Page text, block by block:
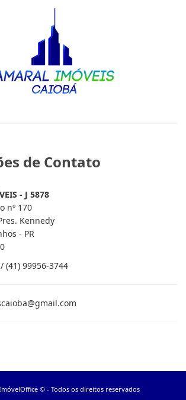
de Contato
- J 5878
nº 170
Kennedy
- PR
(41) 99956-3744
© - Todos os direitos reservados